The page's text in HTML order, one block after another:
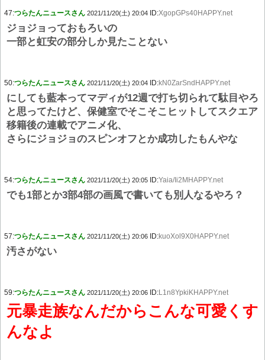
47:つらたんニュースさん 2021/11/20(土) 20:04 ID:XgopGPs40HAPPY.net
ジョジョっておもろいの
一部と虹安の部分しか見たことない
50:つらたんニュースさん 2021/11/20(土) 20:04 ID:kN0ZarSndHAPPY.net
にしても藍本ってマディが12週で打ち切られて駄目やろ
と思ってたけど、保健室でそこそこヒットしてスクエア
移籍後の連載でアニメ化、
さらにジョジョのスピンオフとか成功したもんやな
54:つらたんニュースさん 2021/11/20(土) 20:05 ID:Yaia/Ii2MHAPPY.net
でも1部とか3部4部の画風で書いても別人なるやろ？
57:つらたんニュースさん 2021/11/20(土) 20:06 ID:kuoXol9X0HAPPY.net
汚さがない
59:つらたんニュースさん 2021/11/20(土) 20:06 ID:L1n8YpkiKHAPPY.net
元暴走族なんだからこんな可愛くす
んなよ